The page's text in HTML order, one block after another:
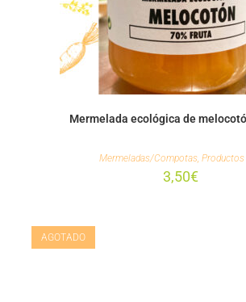
Mermelada ecológica de
Mermeladas/Compotas, Productos
3,50€
AGOTADO